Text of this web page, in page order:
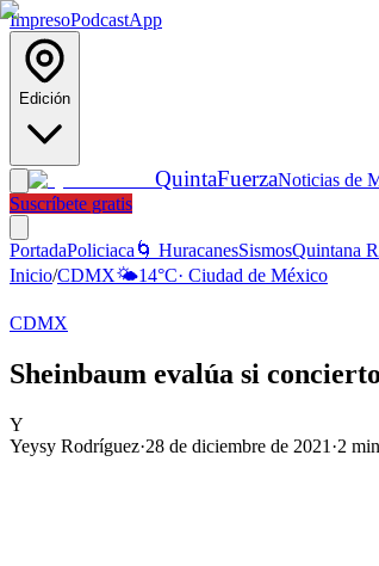
ImpresoPodcastApp
Edición
QuintaFuerzaNoticias de
Suscríbete gratis
PortadaPoliciaca 🌀 HuracanesSismosQuintana
Inicio/CDMX🌤️14°C· Ciudad de México
CDMX
Sheinbaum evalúa si
Y
Yeysy Rodríguez·28 de diciembre de 2021 ·2